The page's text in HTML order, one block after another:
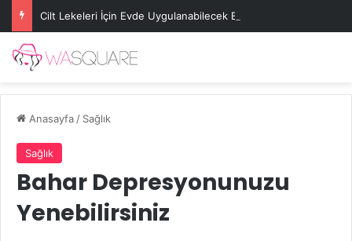
Cilt Lekeleri İçin Evde Uygulanabilecek Basit Maskeler
Anasayfa/ Sağlık
Sağlık
Bahar Depresyonunuzu
Yenebilirsiniz